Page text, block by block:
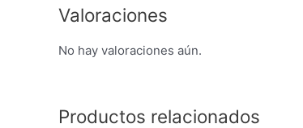
Valoraciones
No hay valoraciones aún.
Productos relacionados